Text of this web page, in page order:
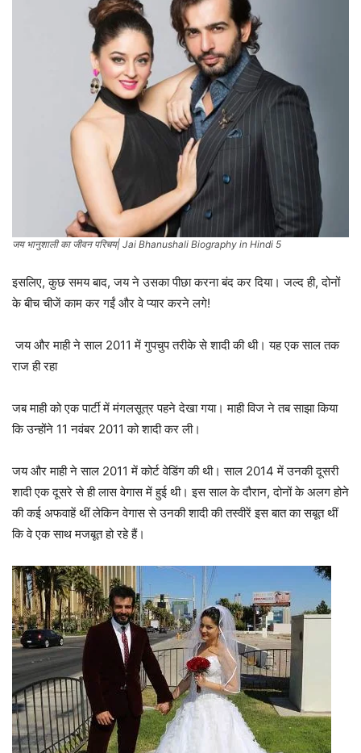
जय भानुशाली का जीवन परिचय| Jai Bhanushali Biography in Hindi 5
इसलिए, कुछ समय बाद, जय ने उसका पीछा करना बंद कर दिया। जल्द ही, दोनों
के बीच चीजें काम कर गईं और वे प्यार करने लगे!
जय और माही ने साल 2011 में गुपचुप तरीके से शादी की थी। यह एक साल तक
राज ही रहा
जब माही को एक पार्टी में मंगलसूत्र पहने देखा गया। माही विज ने तब साझा किया
कि उन्होंने 11 नवंबर 2011 को शादी कर ली।
जय और माही ने साल 2011 में कोर्ट वेडिंग की थी। साल 2014 में उनकी दूसरी
शादी एक दूसरे से ही लास वेगास में हुई थी। इस साल के दौरान, दोनों के अलग होने
की कई अफवाहें थीं लेकिन वेगास से उनकी शादी की तस्वीरें इस बात का सबूत थीं
कि वे एक साथ मजबूत हो रहे हैं।